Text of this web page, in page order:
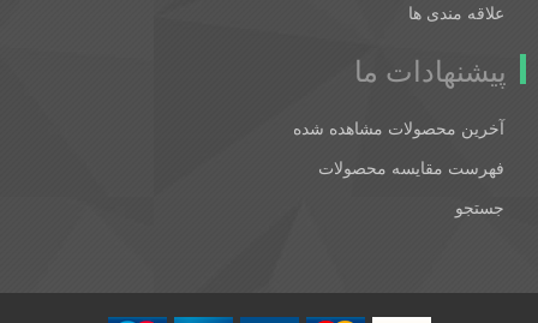
علاقه مندی ها
پیشنهادات ما
آخرین محصولات مشاهده شده
فهرست مقایسه محصولات
جستجو